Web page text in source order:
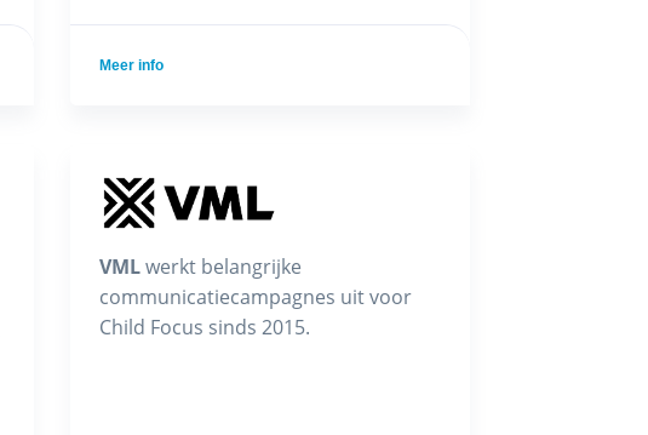
Meer info
VMLwerkt belangrijke
communicatiecampagnes uit voor
Child Focus sinds 2015.